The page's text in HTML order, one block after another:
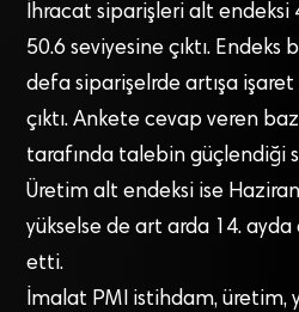
İhracat siparişleri alt endeksi
50.6 seviyesine çıktı. Endeks
defa siparişelrde artışa
çıktı. Ankete cevap veren
tarafında talebin güçlendiği
Üretim alt endeksi ise
yükselse de art arda 14.
etti.
İmalat PMI istihdam, üretim,